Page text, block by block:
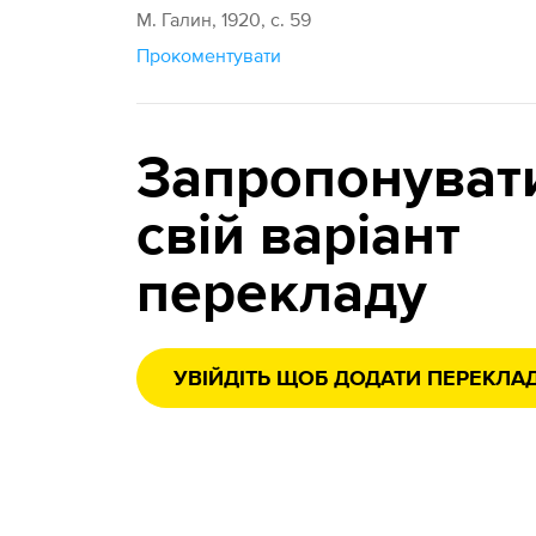
М. Галин, 1920, с. 59
Прокоментувати
свій варіант
перекладу
УВІЙДІТЬ ЩОБ ДОДАТИ